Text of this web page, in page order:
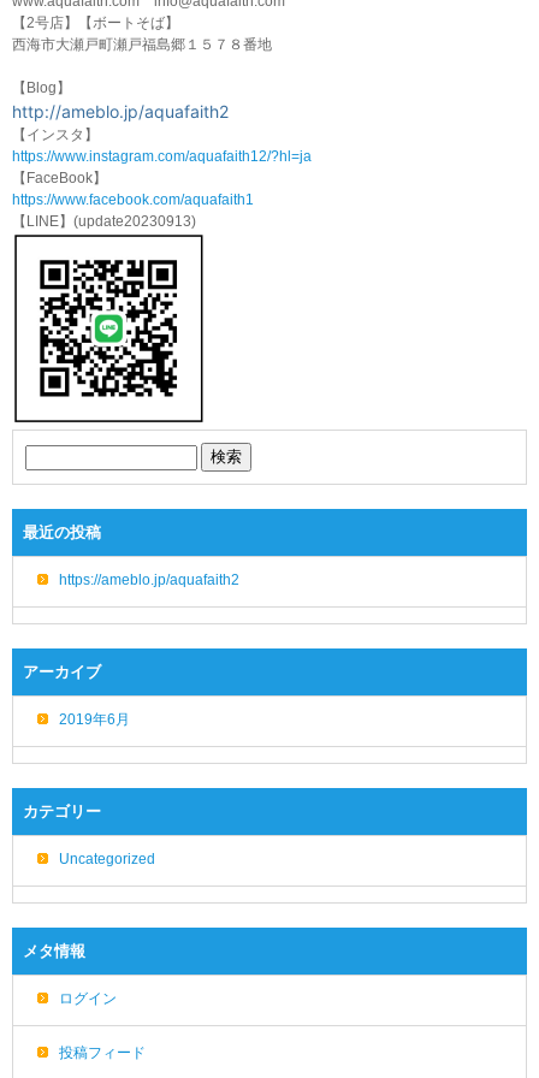
【2号店】【ボートそば】
西海市大瀬戸町瀬戸福島郷１５７８番地
【Blog】
http://ameblo.jp/aquafaith2
【インスタ】
https://www.instagram.com/aquafaith12/?hl=ja
【FaceBook】
https://www.facebook.com/aquafaith1
【LINE】(update20230913)
最近の投稿
https://ameblo.jp/aquafaith2
アーカイブ
2019年6月
カテゴリー
Uncategorized
メタ情報
ログイン
投稿フィード